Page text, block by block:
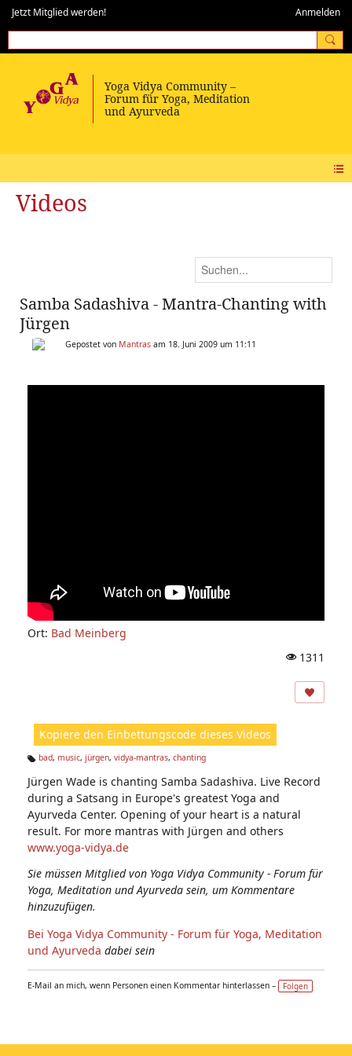
Jetzt Mitglied werden! Anmelden
Videos
Samba Sadashiva - Mantra-Chanting with
Jürgen
Gepostet von Mantras am 18. Juni 2009 um 11:11
Ort: Bad Meinberg
1311
Kopiere den Einbettungscode dieses Videos
g
s:
bad, music, jürgen, vidya-mantras, chanting
Jürgen Wade is chanting Samba Sadashiva. Live Record
during a Satsang in Europe's greatest Yoga and
Ayurveda Center. Opening of your heart is a natural
result. For more mantras with Jürgen and others
www.yoga-vidya.de
Sie müssen Mitglied von Yoga Vidya Community - Forum für
Yoga, Meditation und Ayurveda sein, um Kommentare
hinzuzufügen.
Bei Yoga Vidya Community - Forum für Yoga, Meditation
und Ayurveda dabei sein
E-Mail an mich, wenn Personen einen Kommentar hinterlassen – Folgen